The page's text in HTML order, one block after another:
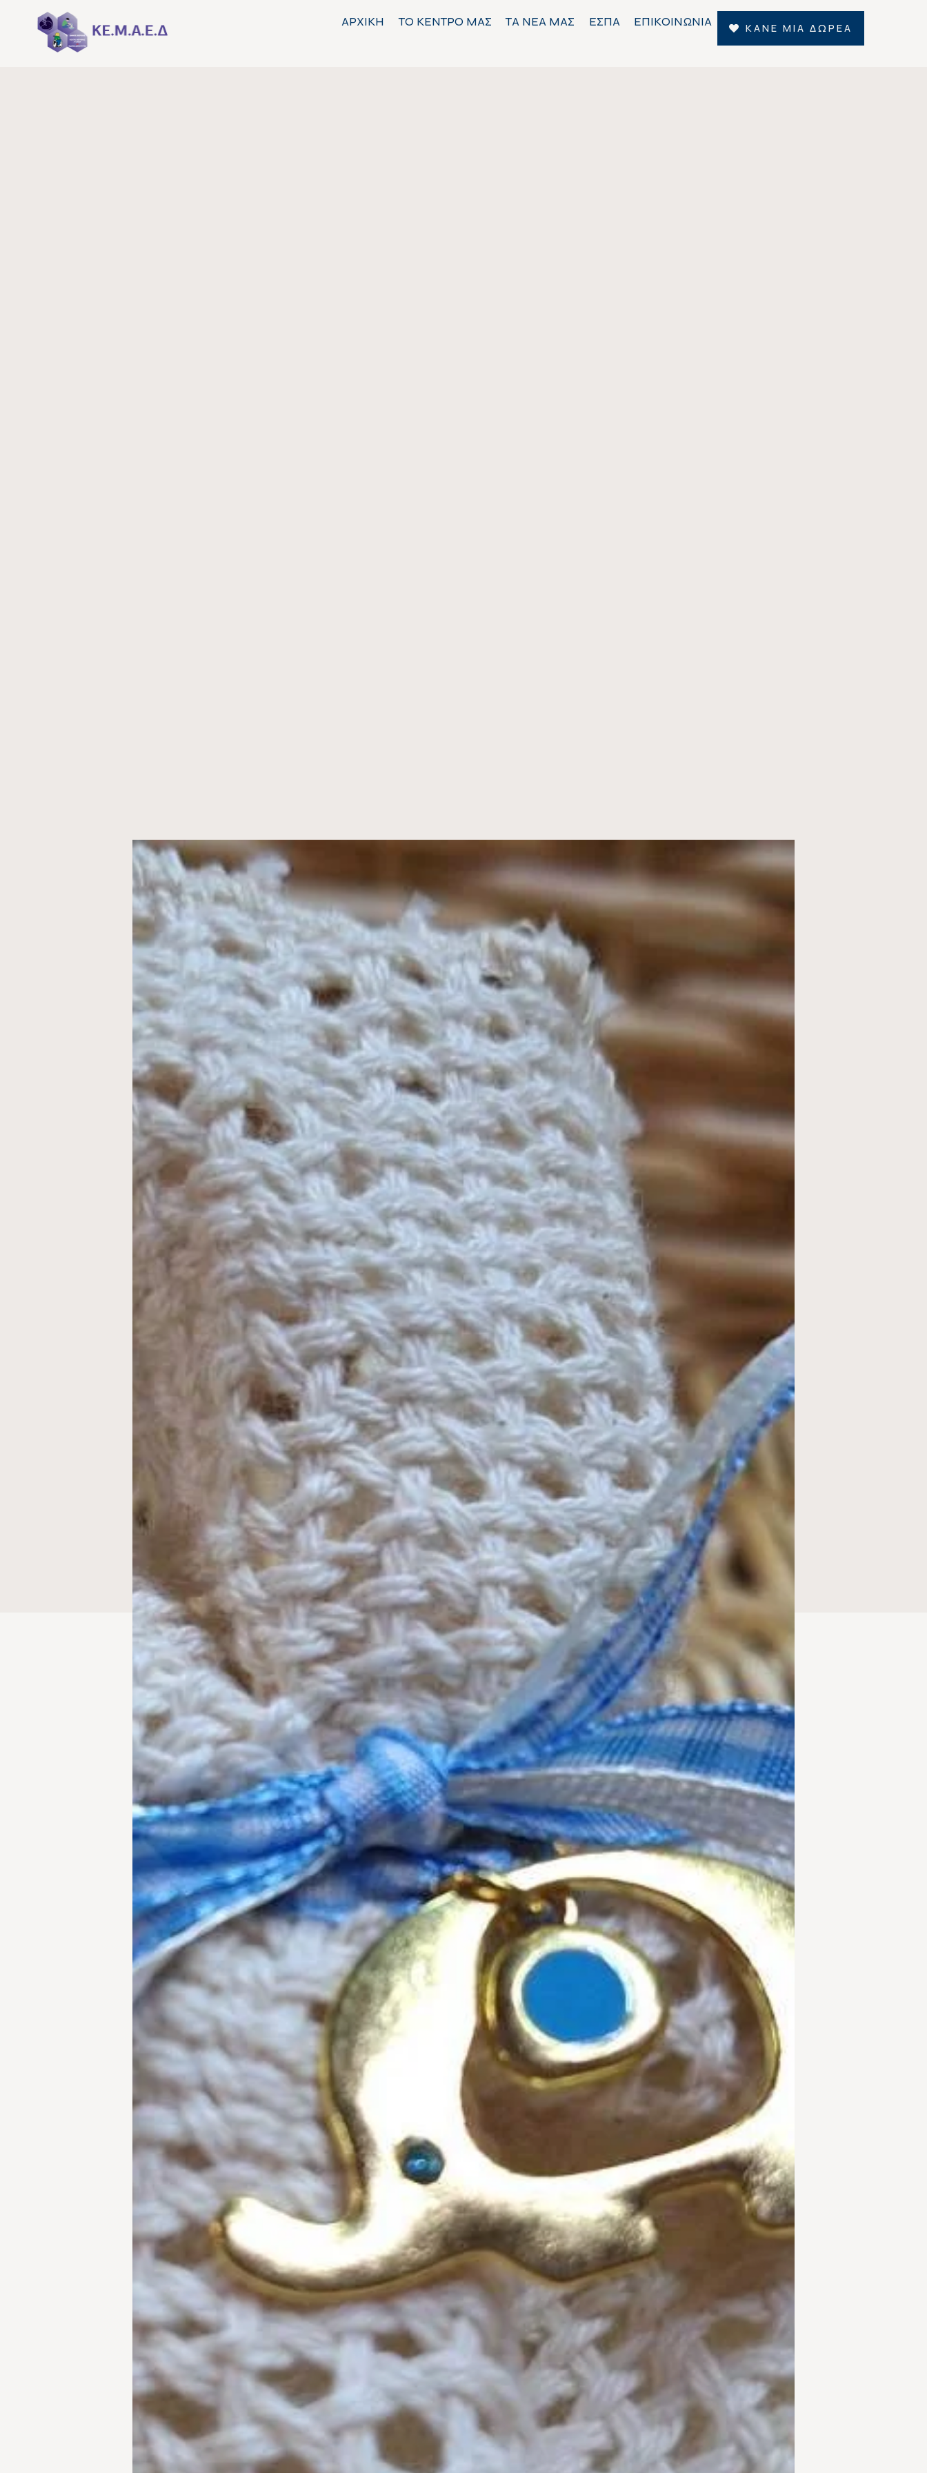
ΑΡΧΙΚΗ ΤΟ ΚΕΝΤΡΟ ΜΑΣ ΤΑ ΝΕΑ ΜΑΣ ΕΣΠΑ ΕΠΙΚΟΙΝΩΝΙΑ ΚΑΝΕ ΜΙΑ ΔΩΡΕΑ